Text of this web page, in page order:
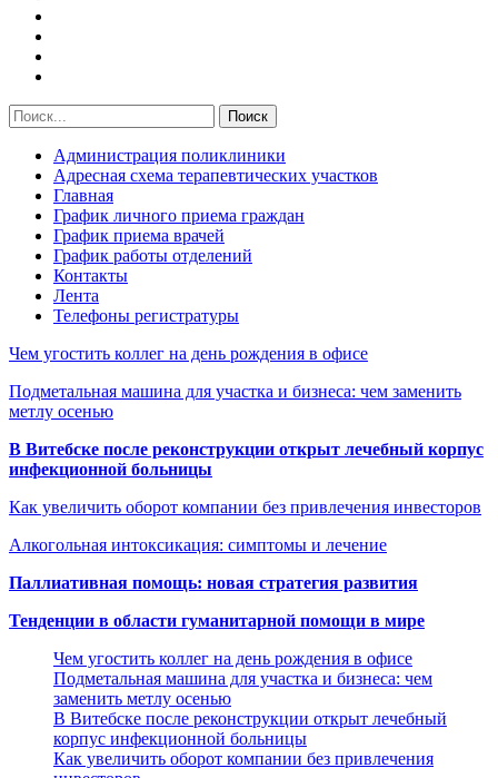
Администрация поликлиники
Адресная схема терапевтических участков
Главная
График личного приема граждан
График приема врачей
График работы отделений
Контакты
Лента
Телефоны регистратуры
Чем угостить коллег на день рождения в офисе
Подметальная машина для участка и бизнеса: чем заменить
метлу осенью
В Витебске после реконструкции открыт лечебный корпус
инфекционной больницы
Как увеличить оборот компании без привлечения инвесторов
Алкогольная интоксикация: симптомы и лечение
Паллиативная помощь: новая стратегия развития
Тенденции в области гуманитарной помощи в мире
Чем угостить коллег на день рождения в офисе
Подметальная машина для участка и бизнеса: чем
заменить метлу осенью
В Витебске после реконструкции открыт лечебный
корпус инфекционной больницы
Как увеличить оборот компании без привлечения